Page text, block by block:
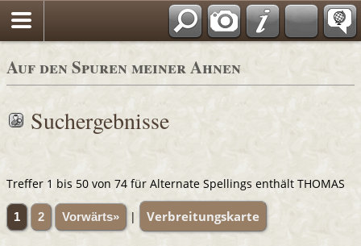
Auf den Spuren meiner Ahnen
Suchergebnisse
Treffer 1 bis 50 von 74 für Alternate Spellings enthält THOMAS
1 2 Vorwärts» | Verbreitungskarte